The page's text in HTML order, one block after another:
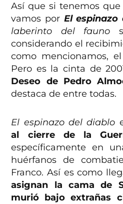
Así que si tenemos
vamos por El espinazo
laberinto del fauno
considerando el
como mencionamos,
Pero es la cinta de
Deseo de Pedro
destaca de entre todas.
El espinazo del diablo
al cierre de la
específicamente en
huérfanos de
Franco. Así es como
asignan la cama de
murió bajo extrañas